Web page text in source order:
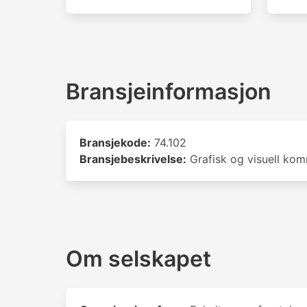
Bransjeinformasjon
Bransjekode: 74.102
Bransjebeskrivelse: Grafisk og visuell
Om selskapet